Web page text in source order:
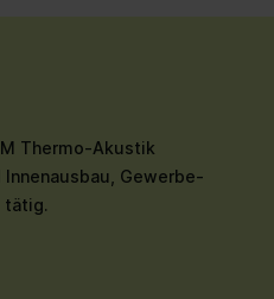
Thermo-Akustik
Gewerbe-
tätig.